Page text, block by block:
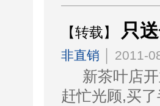
【转载】 只
非直销 │ 2011-
新茶叶店开
赶忙光顾,买